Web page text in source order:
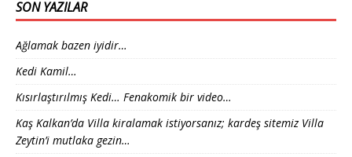
SON YAZILAR
Ağlamak bazen iyidir…
Kedi Kamil…
Kısırlaştırılmış Kedi… Fenakomik bir video…
Kaş Kalkan’da Villa kiralamak istiyorsanız; kardeş sitemiz Villa
Zeytin’i mutlaka gezin…